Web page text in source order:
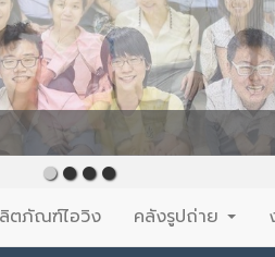
ตภัณฑ์ไอวิง คลังรูปถ่าย